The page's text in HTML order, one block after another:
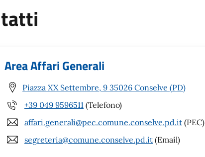
Area Affari Generali
Piazza XX Settembre, 9 35026 Conselve (PD)
+39 049 9596511 (Telefono)
affari.generali@pec.comune.conselve.pd.it (PEC)
segreteria@comune.conselve.pd.it (Email)